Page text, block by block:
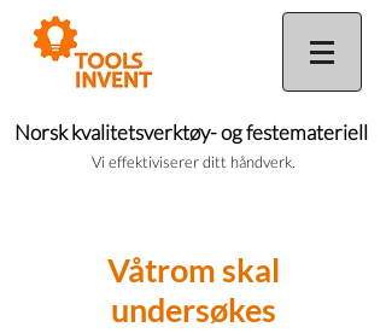
Norsk kvalitetsverktøy- og festemateriell
Vi effektiviserer ditt håndverk.
Våtrom skal
undersøkes